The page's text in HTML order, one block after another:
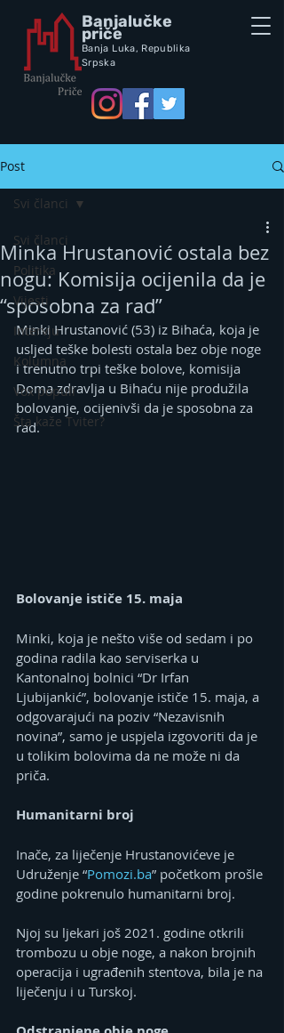
Banjalučke
priče
Banja Luka, Republika
Srpska
Post
Svi članci
Politika
Vijesti
Intervju
Kolumna
Vox populi
Šta kaže Tviter?
Svi članci
Minka Hrustanović ostala bez
nogu: Komisija ocijenila da je
“sposobna za rad”
Minki Hrustanović (53) iz Bihaća, koja je
usljed teške bolesti ostala bez obje noge
i trenutno trpi teške bolove, komisija
Doma zdravlja u Bihaću nije produžila
bolovanje, ocijenivši da je sposobna za
rad.
Bolovanje ističe 15. maja
Minki, koja je nešto više od sedam i po
godina radila kao serviserka u
Kantonalnoj bolnici “Dr Irfan
Ljubijankić”, bolovanje ističe 15. maja, a
odgovarajući na poziv “Nezavisnih
novina”, samo je uspjela izgovoriti da je
u tolikim bolovima da ne može ni da
priča.
Humanitarni broj
Inače, za liječenje Hrustanovićeve je
Udruženje “Pomozi.ba” početkom prošle
godine pokrenulo humanitarni broj.
Njoj su ljekari još 2021. godine otkrili
trombozu u obje noge, a nakon brojnih
operacija i ugrađenih stentova, bila je na
liječenju i u Turskoj.